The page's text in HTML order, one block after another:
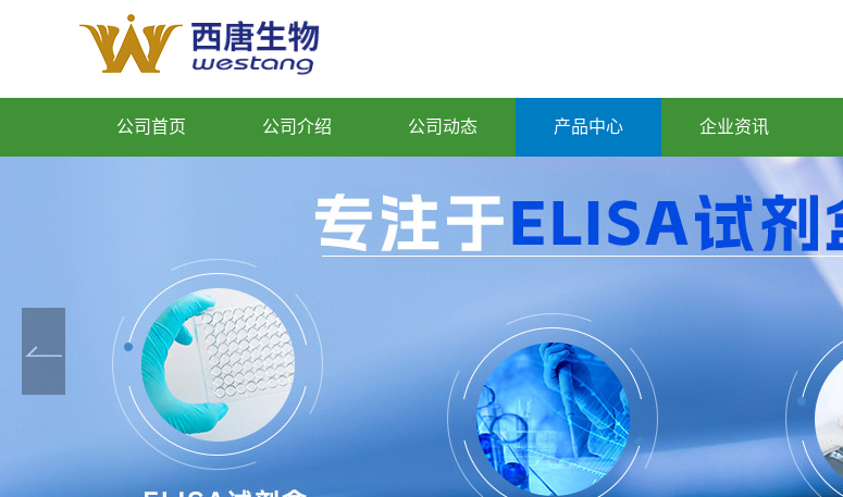
公司首页 公司介绍 公司动态 产品中心 企业资讯